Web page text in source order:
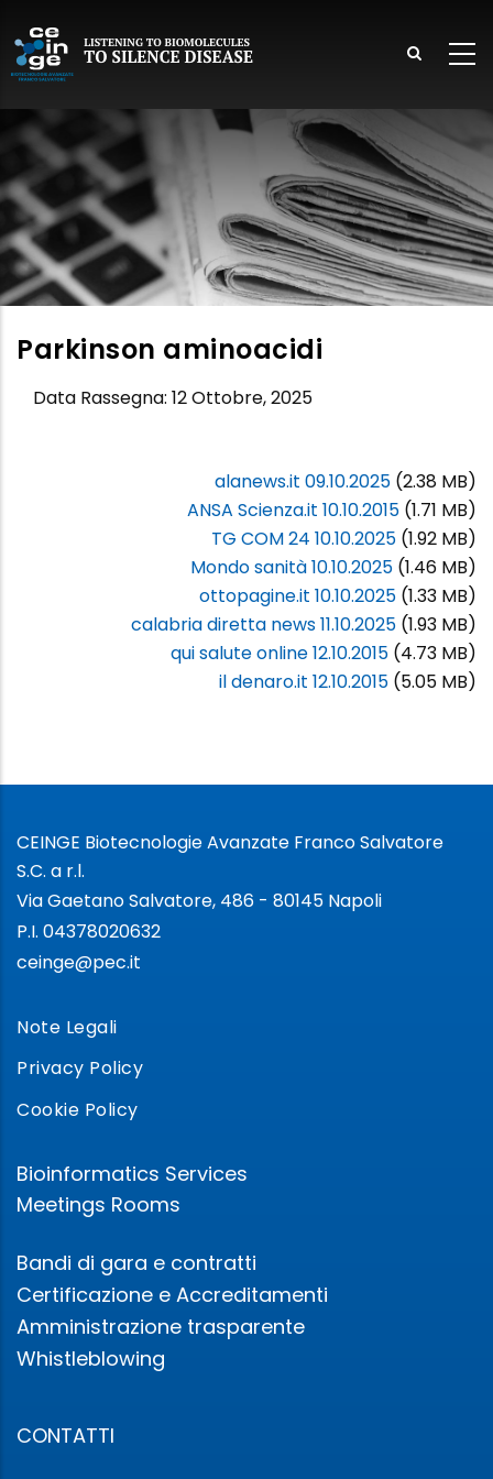
al
contenuto
Parkinson aminoacidi
Data Rassegna: 12 Ottobre, 2025
alanews.it 09.10.2025 (2.38 MB)
ANSA Scienza.it 10.10.2015 (1.71 MB)
TG COM 24 10.10.2025 (1.92 MB)
Mondo sanità 10.10.2025 (1.46 MB)
ottopagine.it 10.10.2025 (1.33 MB)
calabria diretta news 11.10.2025 (1.93 MB)
qui salute online 12.10.2015 (4.73 MB)
il denaro.it 12.10.2015 (5.05 MB)
CEINGE Biotecnologie Avanzate Franco Salvatore
S.C. a r.l.
Via Gaetano Salvatore, 486 - 80145 Napoli
P.I. 04378020632
ceinge@pec.it
Note Legali
Privacy Policy
Cookie Policy
Bioinformatics Services
Meetings Rooms
Bandi di gara e contratti
Certificazione e Accreditamenti
Amministrazione trasparente
Whistleblowing
CONTATTI